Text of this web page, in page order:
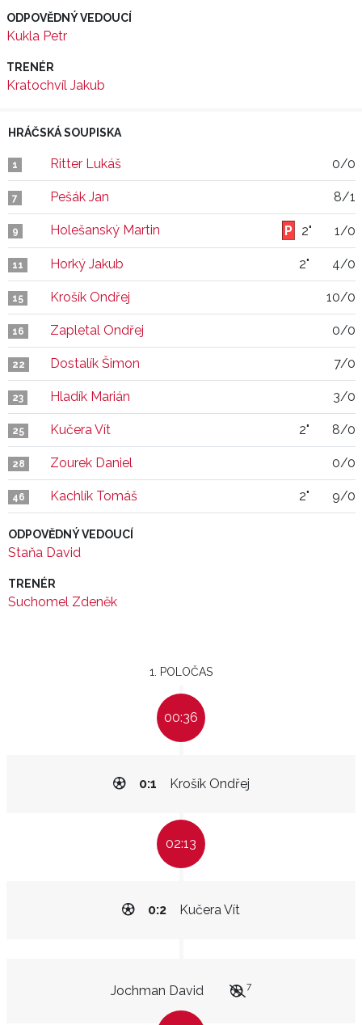
ODPOVĚDNÝ VEDOUCÍ
Kukla Petr
TRENÉR
Kratochvíl Jakub
HRÁČSKÁ SOUPISKA
1 Ritter Lukáš 0/0
7 Pešák Jan 8/1
9 Holešanský Martin 2" 1/0
11 Horký Jakub 2" 4/0
15 Krošík Ondřej 10/0
16 Zapletal Ondřej 0/0
22 Dostalík Šimon 7/0
23 Hladík Marián 3/0
25 Kučera Vít 2" 8/0
28 Zourek Daniel 0/0
46 Kachlík Tomáš 2" 9/0
ODPOVĚDNÝ VEDOUCÍ
Staňa David
TRENÉR
Suchomel Zdeněk
1. POLOČAS
00:36
Krošík Ondřej
0:1
02:13
Kučera Vít
0:2
Jochman David 7